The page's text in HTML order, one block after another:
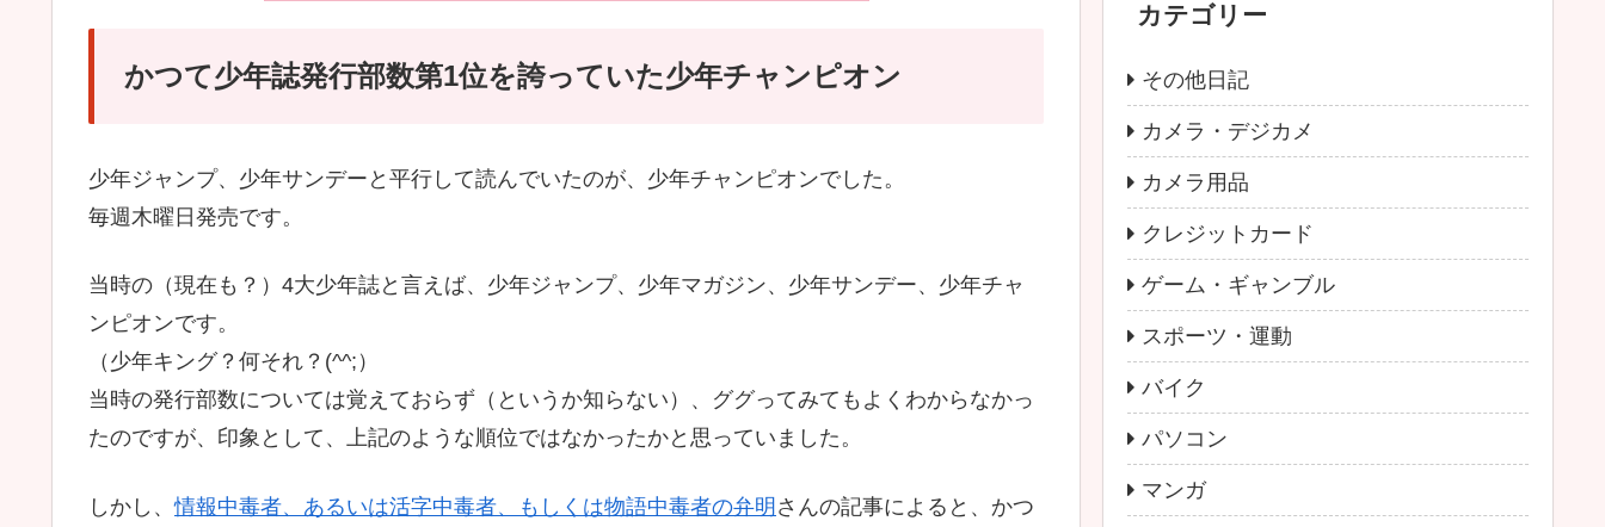
かつて少年誌発行部数第1位を誇っていた少年チャンピオン
少年ジャンプ、少年サンデーと平行して読んでいたのが、少年チャンピオンでした。
毎週木曜日発売です。
当時の（現在も？）4大少年誌と言えば、少年ジャンプ、少年マガジン、少年サンデー、少年チャ
ンピオンです。
（少年キング？何それ？(^^;）
当時の発行部数については覚えておらず（というか知らない）、ググってみてもよくわからなかっ
たのですが、印象として、上記のような順位ではなかったかと思っていました。
しかし、情報中毒者、あるいは活字中毒者、もしくは物語中毒者の弁明 さんの記事によると、かつ
カテゴリー
その他日記
カメラ・デジカメ
カメラ用品
クレジットカード
ゲーム・ギャンブル
スポーツ・運動
バイク
パソコン
マンガ